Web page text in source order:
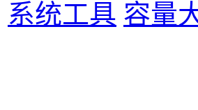
系统工具 容量